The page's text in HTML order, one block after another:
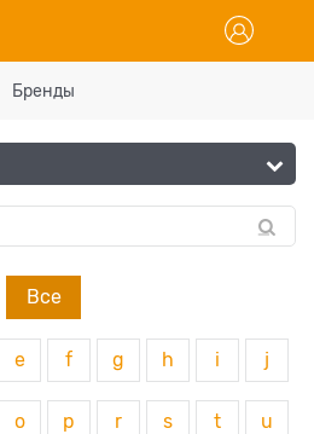
Бренды
Все
e f g h i j
o p r s t u